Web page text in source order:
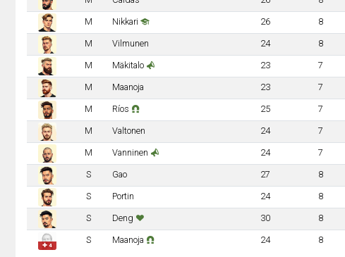
M Nikkari 26 8
M Vilmunen 24 8
M Mäkitalo 23 7
M Maanoja 23 7
M Ríos 25 7
M Valtonen 24 7
M Vanninen 24 7
S Gao 27 8
S Portin 24 8
S Deng 30 8
✚ 4
S Maanoja 24 8